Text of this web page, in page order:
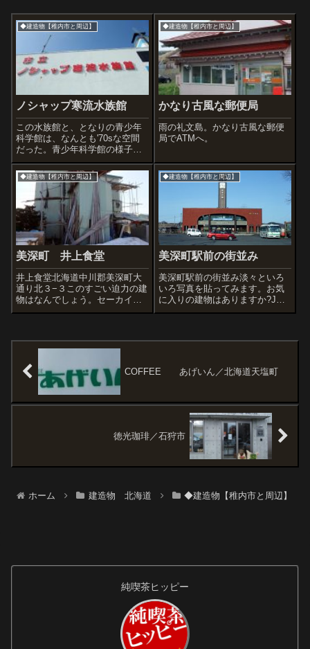
◆建造物【稚内市と周辺】
ノシャップ寒流水族館
この水族館と、となりの青少年
科学館は、なんとも'70sな空間
だった。青少年科学館の様子は
又明日。
◆建造物【稚内市と周辺】
かなり古風な郵便局
雨の礼文島。かなり古風な郵便
局でATMへ。
◆建造物【稚内市と周辺】
美深町 井上食堂
井上食堂北海道中川郡美深町大
通り北３−３このすごい迫力の建
物はなんでしょう。セーカイ
は、いつもの井上食堂さん。ぼ
そばを頼むと、そば粉が何割な
んたってここは、...
◆建造物【稚内市と周辺】
美深町駅前の街並み
美深町駅前の街並み淡々といろ
いろ写真を貼ってみます。お気
に入りの建物はありますか?JR
美深駅と駅前通りの様子もっと
ワの入っている建物自体が魅力
ガラスブロック...
COFFEE あげいん／北海道天塩町
徳光珈琲／石狩市
ホーム 建造物 北海道 ◆建造物【稚内市と周辺】
純喫茶ヒッピー